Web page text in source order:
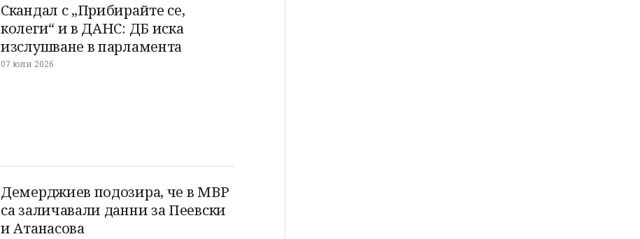
Скандал с „Прибирайте се,
колеги“ и в ДАНС: ДБ иска
изслушване в парламента
07 юли 2026
Демерджиев подозира, че в МВР
са заличавали данни за Пеевски
и Атанасова